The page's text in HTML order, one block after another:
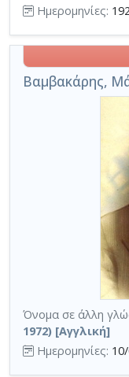
Ημερομηνίες:
Βαμβακάρης,
Όνομα σε άλλη
1972) [Αγγλική]
Ημερομηνίες: